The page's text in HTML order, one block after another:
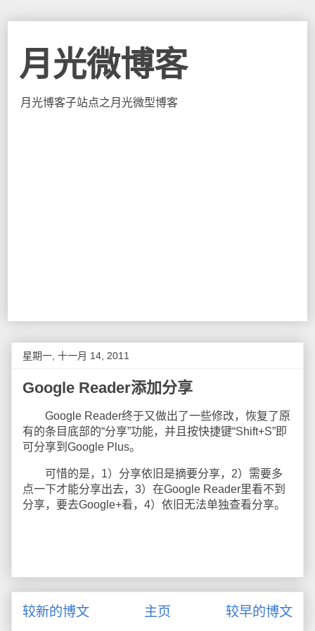
月光微博客
月光博客子站点之月光微型博客
星期一, 十一月 14, 2011
Google Reader添加分享
Google Reader终于又做出了一些修改，恢复了原
有的条目底部的“分享”功能，并且按快捷键“Shift+S”即
可分享到Google Plus。
可惜的是，1）分享依旧是摘要分享，2）需要多
点一下才能分享出去，3）在Google Reader里看不到
分享，要去Google+看，4）依旧无法单独查看分享。
较新的博文 较早的博文
主页